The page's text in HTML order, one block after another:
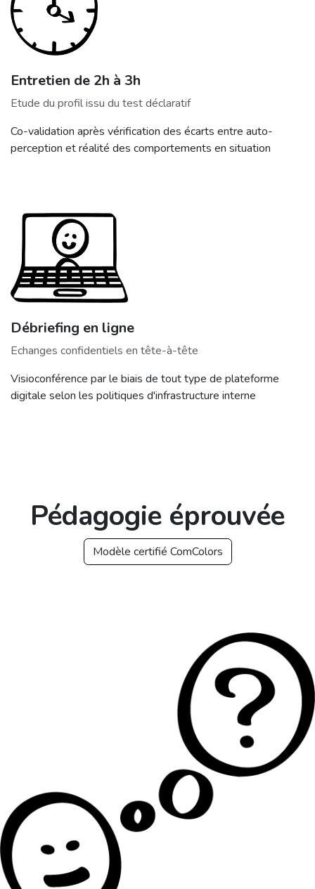
Entretien de 2h à 3h
Etude du profil issu du test déclaratif
Co-validation après vérification des écarts entre auto-
perception et réalité des comportements en situation
Débriefing en ligne
Echanges confidentiels en tête-à-tête
Visioconférence par le biais de tout type de plateforme
digitale selon les politiques d'infrastructure interne
Pédagogie éprouvée
Modèle certifié ComColors